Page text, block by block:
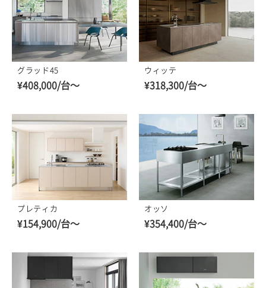
グラッド45
¥408,000/台～
ウィッテ
¥318,300/台～
プレティカ
¥154,900/台～
オッソ
¥354,400/台～